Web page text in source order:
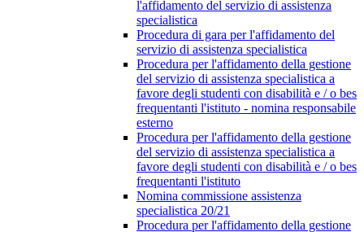
l'affidamento del servizio di assistenza
specialistica
Procedura di gara per l'affidamento del
servizio di assistenza specialistica
Procedura per l'affidamento della gestione
del servizio di assistenza specialistica a
favore degli studenti con disabilità e / o bes
frequentanti l'istituto - nomina responsabile
esterno
Procedura per l'affidamento della gestione
del servizio di assistenza specialistica a
favore degli studenti con disabilità e / o bes
frequentanti l'istituto
Nomina commissione assistenza
specialistica 20/21
Procedura per l'affidamento della gestione